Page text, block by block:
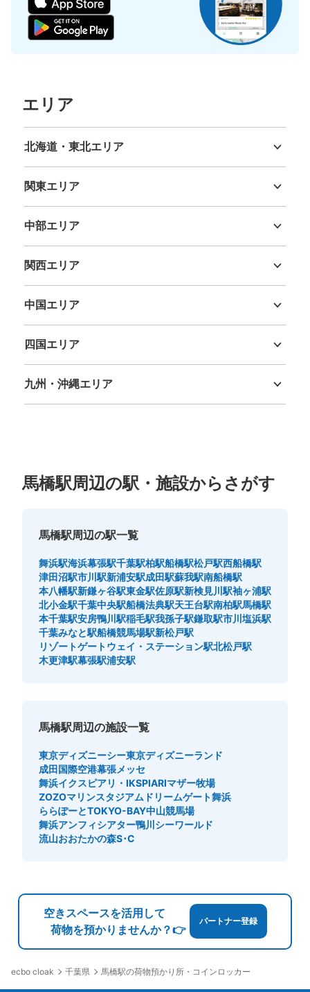
エリア
北海道・東北エリア
関東エリア
中部エリア
関西エリア
中国エリア
四国エリア
九州・沖縄エリア
馬橋駅周辺の駅・施設からさがす
馬橋駅周辺の駅一覧
舞浜駅海浜幕張駅千葉駅柏駅船橋駅松戸駅西船橋駅
津田沼駅市川駅新浦安駅成田駅蘇我駅南船橋駅
本八幡駅新鎌ヶ谷駅東金駅佐原駅新検見川駅袖ヶ浦駅
北小金駅千葉中央駅船橋法典駅天王台駅南柏駅馬橋駅
本千葉駅安房鴨川駅稲毛駅我孫子駅鎌取駅市川塩浜駅
千葉みなと駅船橋競馬場駅新松戸駅
リゾートゲートウェイ・ステーション駅北松戸駅
木更津駅幕張駅浦安駅
馬橋駅周辺の施設一覧
東京ディズニーシー東京ディズニーランド
成田国際空港幕張メッセ
舞浜イクスピアリ・IKSPIARIマザー牧場
ZOZOマリンスタジアム ドリームゲート舞浜
ららぽーとTOKYO-BAY中山競馬場
舞浜アンフィシアター鴨川シーワールド
流山おおたかの森S･C
空きスペースを活用して
荷物を預かりませんか？👉
パートナー登録
ecbo cloak 千葉県 馬橋駅の荷物預かり所・コインロッカー